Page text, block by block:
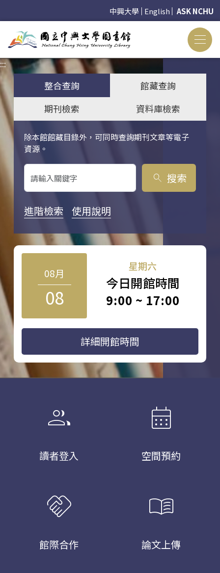
中興大學 English ASK NCHU
:::
整合查詢
館藏查詢
期刊檢索
資料庫檢索
除本館館藏目錄外，可同時查詢期刊文章等電子
資源。
關鍵字搜尋
search 搜索
進階檢索 使用說明
08月
08
星期六
今日開館時間
9:00 ~ 17:00
詳細開館時間
group
讀者登入
calendar_month
空間預約
handshake
館際合作
menu_book
論文上傳